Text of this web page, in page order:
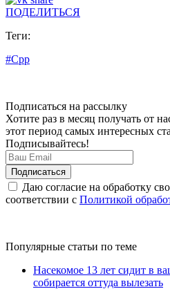
ПОДЕЛИТЬСЯ
Теги:
#Cpp
Подписаться на рассылку
Хотите раз в месяц получать от
этот период самых интересных
Подписывайтесь!
Даю согласие на обработку
соответствии с Политикой
Популярные статьи по теме
Насекомое 13 лет сидит в
собирается оттуда вылезать